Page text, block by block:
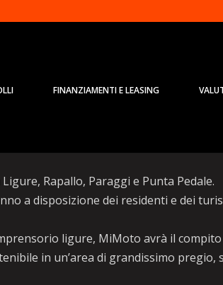
FINANZIAMENTI E LEASING
Rapallo, Paraggi e Punta Pedale.
a disposizione dei residenti e dei
ligure, MiMoto avrà il
in un’area di grandissimo pregio,